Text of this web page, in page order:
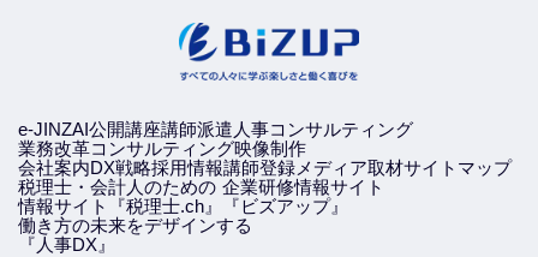
e-JINZAI公開講座講師派遣 人事コンサルティング
業務改革コンサルティング映像制作
会社案内DX戦略採用情報講師登録 メディア取材サイトマップ
税理士・会計人のための
情報サイト『税理士.ch』
企業研修情報サイト
『ビズアップ』
働き方の未来をデザインする
『人事DX』